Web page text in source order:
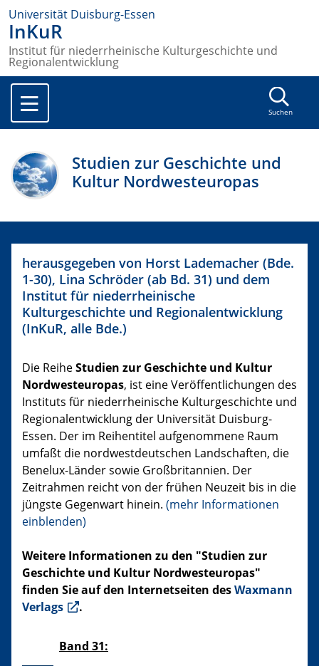
Universität Duisburg-Essen
InKuR
Institut für niederrheinische Kulturgeschichte und
Regionalentwicklung
Suchen
Studien zur Geschichte und
Kultur Nordwesteuropas
herausgegeben von Horst Lademacher (Bde.
1-30), Lina Schröder (ab Bd. 31) und dem
Institut für niederrheinische
Kulturgeschichte und Regionalentwicklung
(InKuR, alle Bde.)
Die ReiheStudien zur Geschichte und Kultur
Nordwesteuropas, ist eine Veröffentlichungen des
Instituts für niederrheinische Kulturgeschichte und
Regionalentwicklung der Universität Duisburg-
Essen. Der im Reihentitel aufgenommene Raum
umfaßt die nordwestdeutschen Landschaften, die
Benelux-Länder sowie Großbritannien. Der
Zeitrahmen reicht von der frühen Neuzeit bis in die
jüngste Gegenwart hinein. (mehr Informationen
einblenden)
Weitere Informationen zu den "Studien zur
Geschichte und Kultur Nordwesteuropas"
finden Sie auf den Internetseiten desWaxmann
Verlags
.
Band 31: